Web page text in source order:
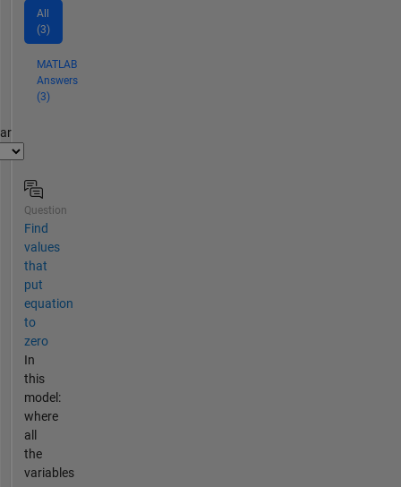
All
(3)
MATLAB
Answers
(3)
Question
Find
values
that
put
equation
to
zero
In
this
model:
where
all
the
variables